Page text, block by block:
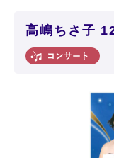
高嶋ちさ子